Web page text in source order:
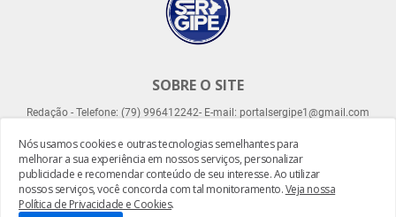
SOBRE O SITE
Redação - Telefone: (79) 996412242- E-mail: portalsergipe1@gmail.com
Desenvolvido por -
Nós usamos cookies e outras tecnologias semelhantes para
melhorar a sua experiência em nossos serviços, personalizar
publicidade e recomendar conteúdo de seu interesse. Ao utilizar
nossos serviços, você concorda com tal monitoramento.Veja nossa
Política de Privacidade e Cookies.